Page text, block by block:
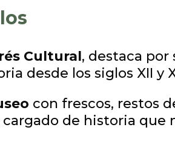
Cultural, destaca por
desde los siglos XII y
con frescos, restos
de historia que